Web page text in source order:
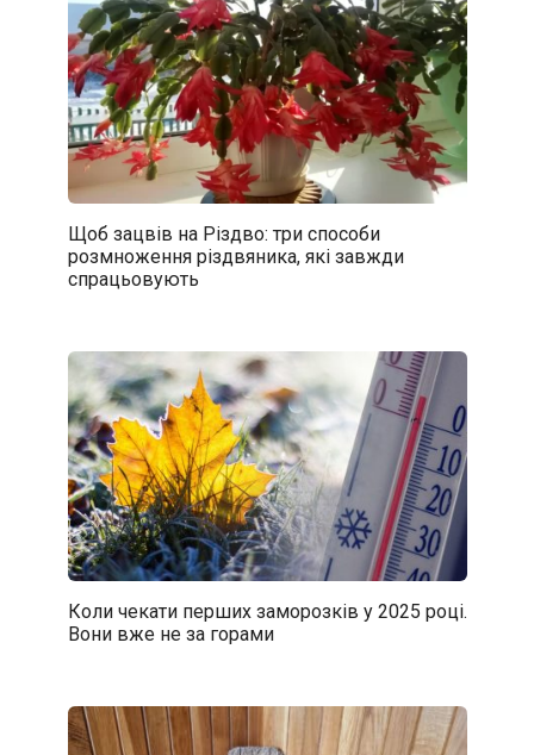
Щоб зацвів на Різдво: три способи
розмноження різдвяника, які завжди
спрацьовують
Коли чекати перших заморозків у 2025 році.
Вони вже не за горами